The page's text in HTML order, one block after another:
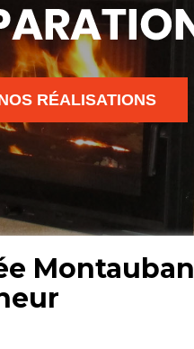
RÉALISATIONS
Montauban